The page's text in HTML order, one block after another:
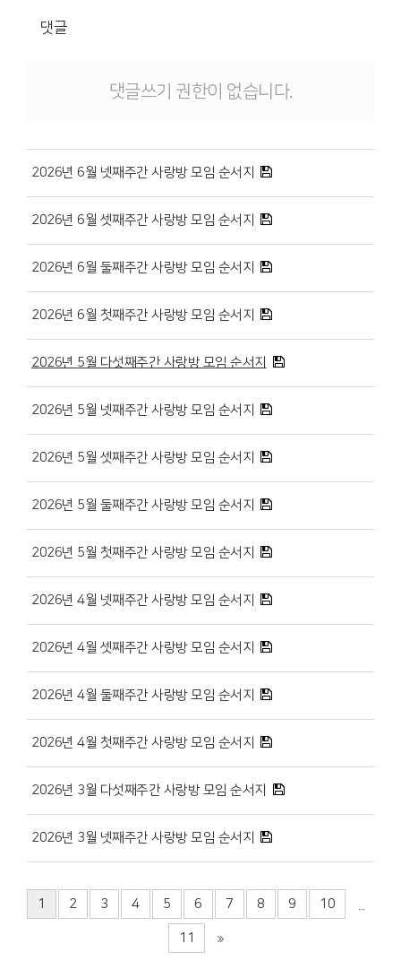
댓글
댓글쓰기 권한이 없습니다.
2026년 6월 넷째주간 사랑방 모임 순서지
2026년 6월 셋째주간 사랑방 모임 순서지
2026년 6월 둘째주간 사랑방 모임 순서지
2026년 6월 첫째주간 사랑방 모임 순서지
2026년 5월 다섯째주간 사랑방 모임 순서지
2026년 5월 넷째주간 사랑방 모임 순서지
2026년 5월 셋째주간 사랑방 모임 순서지
2026년 5월 둘째주간 사랑방 모임 순서지
2026년 5월 첫째주간 사랑방 모임 순서지
2026년 4월 넷째주간 사랑방 모임 순서지
2026년 4월 셋째주간 사랑방 모임 순서지
2026년 4월 둘째주간 사랑방 모임 순서지
2026년 4월 첫째주간 사랑방 모임 순서지
2026년 3월 다섯째주간 사랑방 모임 순서지
2026년 3월 넷째주간 사랑방 모임 순서지
1 2 3 4 5 6 7 8 9 10
11